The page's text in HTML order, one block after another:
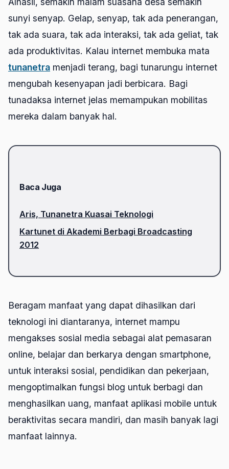
sunyi senyap. Gelap, senyap, tak ada penerangan,
tak ada suara, tak ada interaksi, tak ada geliat, tak
ada produktivitas. Kalau internet membuka mata
tunanetra menjadi terang, bagi tunarungu internet
mengubah kesenyapan jadi berbicara. Bagi
tunadaksa internet jelas memampukan mobilitas
mereka dalam banyak hal.
Baca Juga
Aris, Tunanetra Kuasai Teknologi
Kartunet di Akademi Berbagi Broadcasting
2012
Beragam manfaat yang dapat dihasilkan dari
teknologi ini diantaranya, internet mampu
mengakses sosial media sebagai alat pemasaran
online, belajar dan berkarya dengan smartphone,
untuk interaksi sosial, pendidikan dan pekerjaan,
mengoptimalkan fungsi blog untuk berbagi dan
menghasilkan uang, manfaat aplikasi mobile untuk
beraktivitas secara mandiri, dan masih banyak lagi
manfaat lainnya.